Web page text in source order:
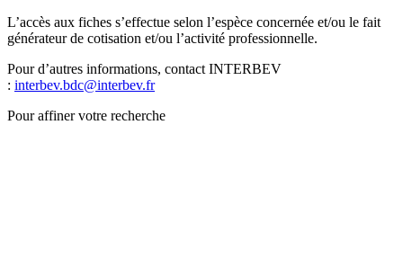
L’accès aux fiches s’effectue selon l’espèce concernée et/ou le fait
générateur de cotisation et/ou l’activité professionnelle.
Pour d’autres informations, contact INTERBEV
: interbev.bdc@interbev.fr
Pour affiner votre recherche